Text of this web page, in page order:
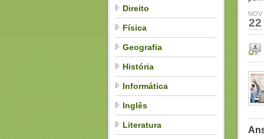
Direito
Física
Geografia
História
Informática
Inglês
Literatura
NOV
22